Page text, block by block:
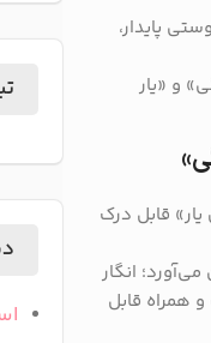
پایدار،
و «یار
قابل درک
انگار
همراه قابل